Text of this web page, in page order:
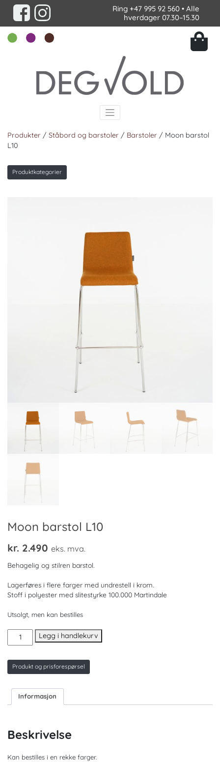
Ring +47 995 92 560 • Alle
hverdager 07.30–15.30
Produkter / Ståbord og barstoler / Barstoler / Moon barstol
L10
Produktkategorier
Moon barstol L10
kr. 2.490 eks. mva.
Behagelig og stilren barstol.
Lagerføres i flere farger med undrestell i krom.
Stoff i polyester med slitestyrke 100.000 Martindale
Utsolgt, men kan bestilles
Moon
barstol
antall
Legg i handlekurv
Produkt og prisforespørsel
Informasjon
Beskrivelse
Kan bestilles i en rekke farger.